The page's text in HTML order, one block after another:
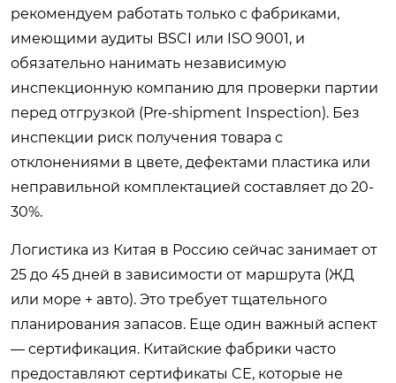
рекомендуем работать только с фабриками,
имеющими аудиты BSCI или ISO 9001, и
обязательно нанимать независимую
инспекционную компанию для проверки партии
перед отгрузкой (Pre-shipment Inspection). Без
инспекции риск получения товара с
отклонениями в цвете, дефектами пластика или
неправильной комплектацией составляет до 20-
30%.
Логистика из Китая в Россию сейчас занимает от
25 до 45 дней в зависимости от маршрута (ЖД
или море + авто). Это требует тщательного
планирования запасов. Еще один важный аспект
— сертификация. Китайские фабрики часто
предоставляют сертификаты CE, которые не